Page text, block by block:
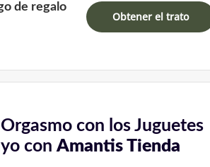
de regalo
Obtener el trato
con los Juguetes
conAmantis Tienda